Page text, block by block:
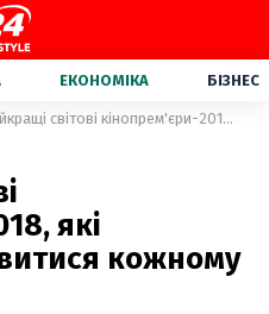
ЕКОНОМІКА БІЗНЕС
Найкращі світові кінопрем'єри-2018, які необхідно подивитися кожному
які
кожному